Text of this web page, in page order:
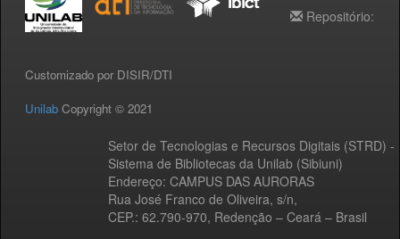
Customizado por DISIR/DTI
Unilab Copyright © 2021
Setor de Tecnologias e Recursos Digitais (STRD) -
Sistema de Bibliotecas da Unilab (Sibiuni)
Endereço: CAMPUS DAS AURORAS
Rua José Franco de Oliveira, s/n,
CEP.: 62.790-970, Redenção – Ceará – Brasil
Repositório: